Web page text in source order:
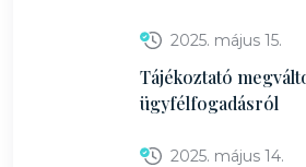
2025. május 15.
Tájékoztató
ügyfélfogadásról
2025. május 14.